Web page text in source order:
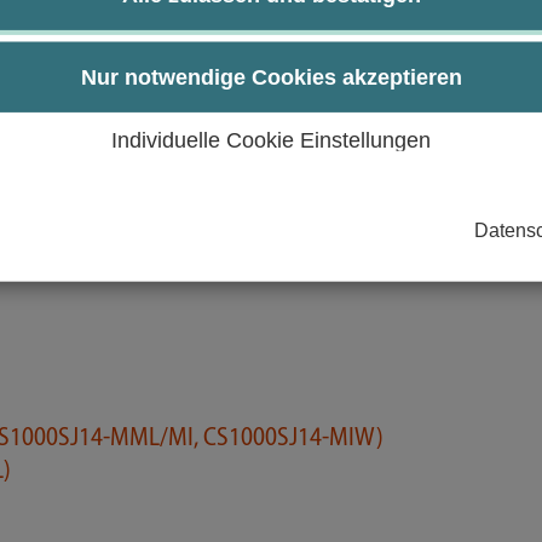
Nur notwendige Cookies akzeptieren
Individuelle Cookie Einstellungen
Kreuzvalidierung veranschaulichen und in R
der die Anforderungen an das wissenschaftliche
MML/MI, CS1000SJ14-MIW)